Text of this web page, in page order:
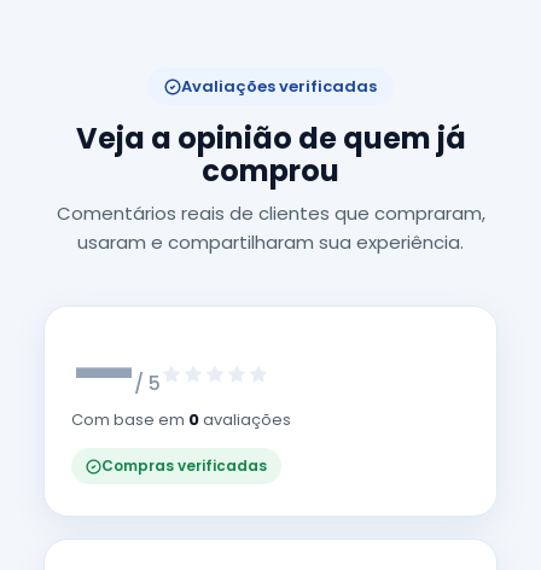
Avaliações verificadas
Veja a opinião de quem já
comprou
Comentários reais de clientes que compraram,
usaram e compartilharam sua experiência.
—/ 5
Com base em 0avaliações
Compras verificadas